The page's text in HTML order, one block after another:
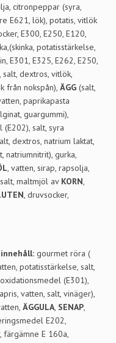
citronpeppar (syra,
E621, lök), potatis, vitlök
E300, E250, E120,
potatisstärkelse,
E301, E325, E262, E250,
salt, dextros, vitlök,
från nokspån), ÄGG (salt,
paprikapasta
guargummi),
salt, syra
dextros, natrium laktat,
natriumnitrit), gurka,
, vatten, sirap, rapsolja,
maltmjöl av KORN,
, druvsocker,
gourmet röra (
potatisstärkelse, salt,
(E301),
vatten, salt, vinäger),
ÄGGULA, SENAP,
E202,
färgämne E 160a,